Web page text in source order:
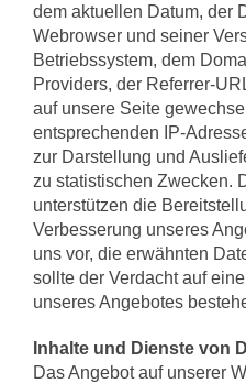
dem aktuellen Datum, der
Webrowser und seiner
Betriebssystem, dem
Providers, der Referrer-
auf unsere Seite
entsprechenden IP-
zur Darstellung und
zu statistischen Zwecken.
unterstützen die
Verbesserung unseres
uns vor, die erwähnten
sollte der Verdacht auf
unseres Angebotes
Inhalte und Dienste von
Das Angebot auf unserer